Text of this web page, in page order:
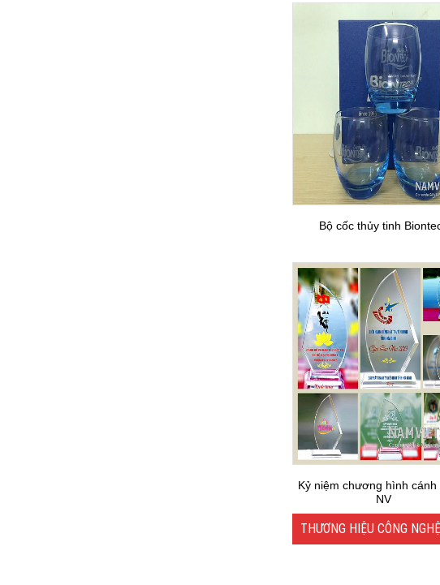
Bộ cốc thủy tinh
Kỷ niệm chương hình cánh
NV
THƯƠNG HIỆU CÔNG